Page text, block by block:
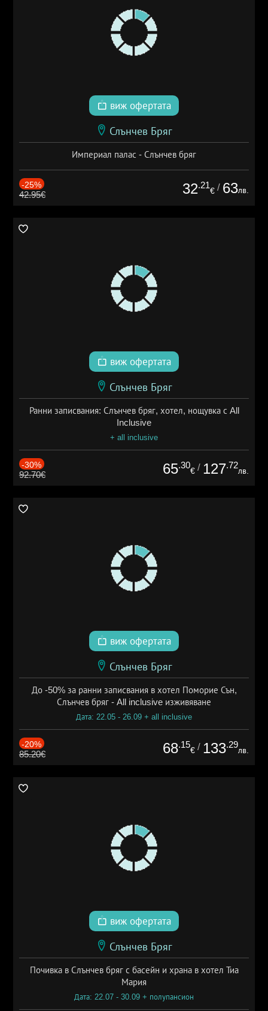
виж офертата
Слънчев Бряг
Империал палас - Слънчев бряг
-25%
42.95€ 32.21
€ / 63лв.
виж офертата
Слънчев Бряг
Ранни записвания: Слънчев бряг, хотел, нощувка с All
Inclusive
+ all inclusive
-30%
92.70€ 65.30
€ / 127.72
лв.
виж офертата
Слънчев Бряг
До -50% за ранни записвания в хотел Поморие Сън,
Слънчев бряг - All inclusive изживяване
Дата: 22.05 - 26.09 + all inclusive
-20%
85.20€ 68.15
€ / 133.29
лв.
виж офертата
Слънчев Бряг
Почивка в Слънчев бряг с басейн и храна в хотел Тиа
Мария
Дата: 22.07 - 30.09 + полупансион